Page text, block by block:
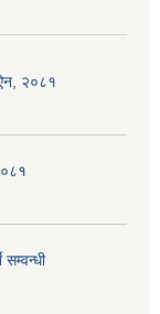
ऐन, २०८१
सम्वन्धी